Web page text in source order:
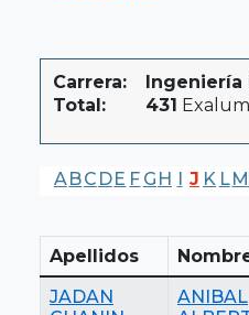
Carrera:
Ingeniería
Total:
431
A BC DE F G H I J K LM
Apellidos
JADAN
ANIBAL